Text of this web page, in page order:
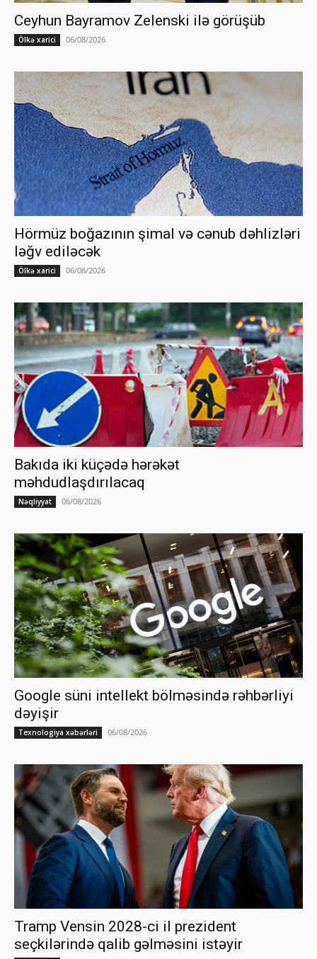
Ceyhun Bayramov Zelenski ilə görüşüb
Ölkə xarici 06/08/2026
Hörmüz boğazının şimal və cənub dəhlizləri
ləğv ediləcək
Ölkə xarici 06/08/2026
Bakıda iki küçədə hərəkət
məhdudlaşdırılacaq
Nəqliyyat 06/08/2026
Google süni intellekt bölməsində rəhbərliyi
dəyişir
Texnologiya xəbərləri 06/08/2026
Tramp Vensin 2028-ci il prezident
seçkilərində qalib gəlməsini istəyir